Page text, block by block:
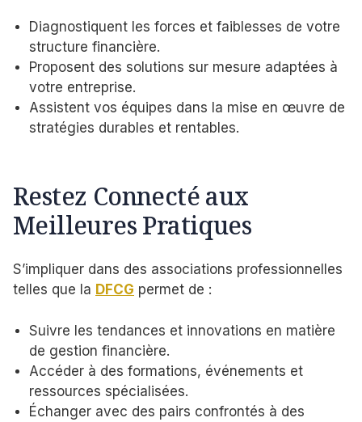
Diagnostiquent les forces et faiblesses de votre
structure financière.
Proposent des solutions sur mesure adaptées à
votre entreprise.
Assistent vos équipes dans la mise en œuvre de
stratégies durables et rentables.
Restez Connecté aux
Meilleures Pratiques
S’impliquer dans des associations professionnelles
telles que la DFCG permet de :
Suivre les tendances et innovations en matière
de gestion financière.
Accéder à des formations, événements et
ressources spécialisées.
Échanger avec des pairs confrontés à des